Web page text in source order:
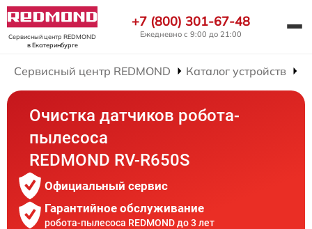
Сервисный центр REDMOND
в Екатеринбурге
+7 (800) 301-67-48
Ежедневно с 9:00 до 21:00
Сервисный центр REDMOND Каталог устройств
Очистка датчиков робота-
пылесоса
REDMOND RV-R650S
Официальный сервис
Гарантийное обслуживание
робота-пылесоса REDMOND до 3 лет